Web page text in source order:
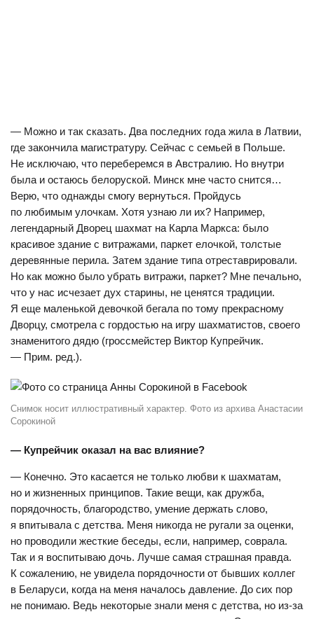
— Можно и так сказать. Два последних года жила в Латвии,
где закончила магистратуру. Сейчас с семьей в Польше.
Не исключаю, что переберемся в Австралию. Но внутри
была и остаюсь белоруской. Минск мне часто снится…
Верю, что однажды смогу вернуться. Пройдусь
по любимым улочкам. Хотя узнаю ли их? Например,
легендарный Дворец шахмат на Карла Маркса: было
красивое здание с витражами, паркет елочкой, толстые
деревянные перила. Затем здание типа отреставрировали.
Но как можно было убрать витражи, паркет? Мне печально,
что у нас исчезает дух старины, не ценятся традиции.
Я еще маленькой девочкой бегала по тому прекрасному
Дворцу, смотрела c гордостью на игру шахматистов, своего
знаменитого дядю (гроссмейстер Виктор Купрейчик.
— Прим. ред.).
Снимок носит иллюстративный характер. Фото из архива Анастасии
Сорокиной
— Купрейчик оказал на вас влияние?
— Конечно. Это касается не только любви к шахматам,
но и жизненных принципов. Такие вещи, как дружба,
порядочность, благородство, умение держать слово,
я впитывала с детства. Меня никогда не ругали за оценки,
но проводили жесткие беседы, если, например, соврала.
Так и я воспитываю дочь. Лучше самая страшная правда.
К сожалению, не увидела порядочности от бывших коллег
в Беларуси, когда на меня началось давление. До сих пор
не понимаю. Ведь некоторые знали меня с детства, но из-за